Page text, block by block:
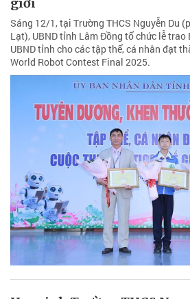
Sáng 12/1, tại Trường THCS Nguyễn Du
Lạt), UBND tỉnh Lâm Đồng tổ chức lễ trao
UBND tỉnh cho các tập thể, cá nhân đạt
World Robot Contest Final 2025.